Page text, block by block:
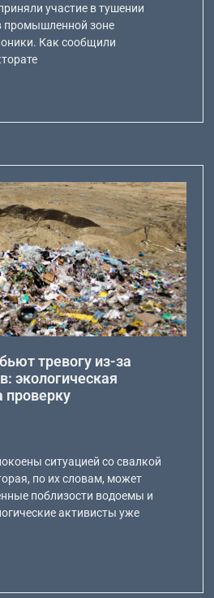
участие в тушении
промышленной зоне
Как сообщили
тревогу из-за
экологическая
проверку
ситуацией со свалкой
по их словам, может
поблизости водоемы и
активисты уже